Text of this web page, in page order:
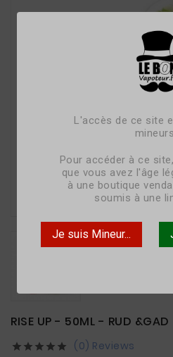
L'accès de ce site
Pour accéder à ce
que vous avez l'âge
à une boutique
soumis à une
Je suis Mineur...
RISE UP - 50ML - RUD &GAD
     (0) Reviews